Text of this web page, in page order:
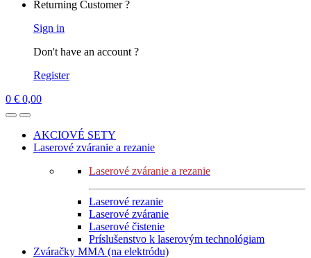
Returning Customer ?
Sign in
Don't have an account ?
Register
0 € 0,00
AKCIOVÉ SETY
Laserové zváranie a rezanie
Laserové zváranie a rezanie
Laserové rezanie
Laserové zváranie
Laserové čistenie
Príslušenstvo k laserovým technológiam
Zváračky MMA (na elektródu)